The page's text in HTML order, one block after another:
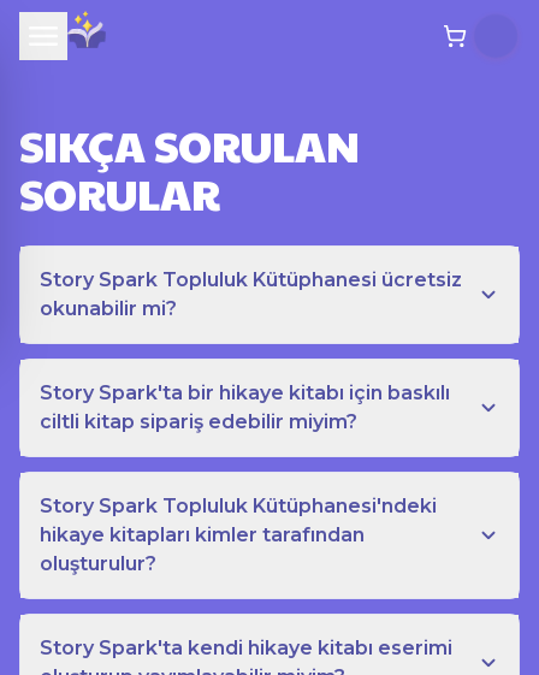
SIKÇA SORULAN
SORULAR
Story Spark Topluluk Kütüphanesi ücretsiz
okunabilir mi?
Story Spark'ta bir hikaye kitabı için baskılı
ciltli kitap sipariş edebilir miyim?
Story Spark Topluluk Kütüphanesi'ndeki
hikaye kitapları kimler tarafından
oluşturulur?
Story Spark'ta kendi hikaye kitabı eserimi